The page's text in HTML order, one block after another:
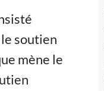
le soutien
mène le